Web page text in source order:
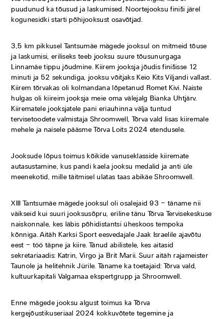
puudunud ka tõusud ja laskumised. Noortejooksu finiši järel
kogunesidki starti põhijooksust osavõtjad.
3,5 km pikkusel Tantsumäe mägede jooksul on mitmeid tõuse
ja laskumisi, eriliseks teeb jooksu suure tõusunurgaga
Linnamäe tippu jõudmine. Kiirem jooksja jõudis finišisse 12
minuti ja 52 sekundiga, jooksu võitjaks Keio Kits Viljandi vallast.
Kiirem tõrvakas oli kolmandana lõpetanud Romet Kivi. Naiste
hulgas oli kiireim jooksja meie oma välejalg Bianka Uhtjärv.
Kiirematele jooksjatele pani eriauhinna välja tuntud
tervisetoodete valmistaja Shroomwell, Tõrva vald lisas kiiremale
mehele ja naisele pääsme Tõrva Loits 2024 etendusele.
Jooksude lõpus toimus kõikide vanuseklasside kiiremate
autasustamine, kus pandi kaela jooksu medalid ja anti üle
meenekotid, mille täitmisel ulatas taas abikäe Shroomwell.
XIII Tantsumäe mägede jooksul oli osalejaid 93 – täname nii
väikseid kui suuri jooksusõpru, eriline tänu Tõrva Tervisekeskuse
naiskonnale, kes läbis põhidistantsi üheskoos tempoka
kõnniga. Aitäh Karksi Sport eesvedajale Jaak Israelile ajavõtu
eest – töö täpne ja kiire. Tänud abilistele, kes aitasid
sekretariaadis: Katrin, Virgo ja Brit Marii. Suur aitäh rajameister
Taunole ja helitehnik Jürile. Täname ka toetajaid: Tõrva vald,
kultuurkapitali Valgamaa ekspertgrupp ja Shroomwell.
Enne mägede jooksu algust toimus ka Tõrva
kergejõustikuseriaal 2024 kokkuvõtete tegemine ja